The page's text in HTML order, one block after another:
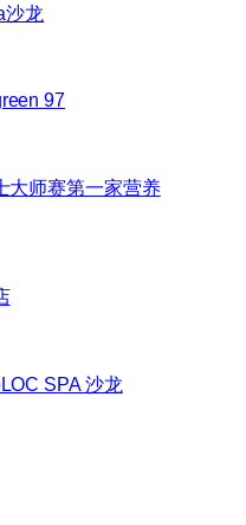
沙龙
97
大师赛第一家营养
SPA 沙龙